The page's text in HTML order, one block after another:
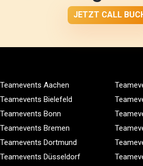
JETZT CALL
Teamevents Aachen
Teamevents Bielefeld
Teamevents Bonn
Teamevents Bremen
Teamevents Dortmund
Teamevents Düsseldorf